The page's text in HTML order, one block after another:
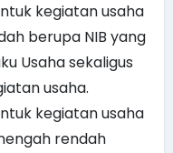
kegiatan usaha
berupa NIB yang
Usaha sekaligus
usaha.
kegiatan usaha
rendah